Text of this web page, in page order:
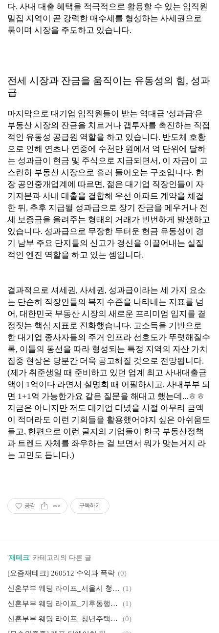
다. 사내 대출 혜택을 적극적으로 활용할 수 있는 임직원
밀집 지역이 곧 강력한 매수세를 형성하는 사세권으로
묶이며 시장을 주도하고 있습니다.
전세 시장과 잔금을 움직이는 유동성의 힘, 성과
급
마지막으로 대기업 임직원들이 받는 역대급 '성과급'은
부동산 시장의 잔금을 치르거나 갭투자를 촉진하는 직접
적인 유동성 공급원 역할을 하고 있습니다. 반도체 호황
으로 인해 연초나 연중에 수천만 원에서 억 단위에 달하
는 성과급이 현금 및 주식으로 지급되면서, 이 자금이 고
스란히 부동산 시장으로 흘러 들어오는 구조입니다. 현
장 공인중개업계에 따르면, 젊은 대기업 직장인들이 자
기자본과 사내 대출을 결합해 우선 아파트 계약을 체결
한 뒤, 추후 지급될 성과급으로 장기 잔금을 메우거나 전
세 보증금을 올려주는 형태의 거래가 빈번하게 발생하고
있습니다. 성과급으로 무장한 두터운 현금 유동성이 경
기 남부 주요 단지들의 신고가 경신을 이끌어내는 실질
적인 엔진 역할을 하고 있는 셈입니다.
결과적으로 셔세권, 사세권, 성과급이라는 세 가지 요소
는 단순히 직장인들의 복지 수준을 나타내는 지표를 넘
어, 대한민국 부동산 시장의 새로운 프리미엄 입지를 결
정짓는 핵심 지표로 진화했습니다. 고소득을 기반으로
한 대기업 종사자들의 주거 인프라 선호도가 뚜렷해질수
록, 이들의 동선을 따라 형성되는 특정 지역의 자산 가치
집중 현상은 당분간 더욱 공고해질 것으로 전망됩니다.
(제가 취준생일 때 준비하고 있던 업계 최고 사내대출금
액이 1억이다 라면서 설명회 때 어필하시고, 사내부부 되
면 1+1억 가능한가요 같은 질문을 해대고 했는데...ㅎㅎ
지금은 아니지만 저도 대기업 다녔을 시절 아무리 금액
이 적더라도 이런 기회들을 활용했어야지 싶은 아쉬움도
들고, 한편으로 이런 굴지의 기업들이 한국 부동산정책
과 트렌드 자체를 좌우하는 걸 보면서 뭐가 맞는거지 라
는 고민도 듭니다.)
공감 구독하기
'재테크' 카테고리의 다른 글
[요즘재테크] 260512 수익과 폭락 (0)
신혼부부 웨딩 라이프_서울시 청년 월세 지원_신청자격, 필요서류, 예외대상 (1)
신혼부부 웨딩 라이프_기후동행카드_5만원대 청년형 출시, 구매 충전 환급, 판매처
(1)
신혼부부 웨딩 라이프_청년주택드림통장 가입, 조건, 대출
(0)